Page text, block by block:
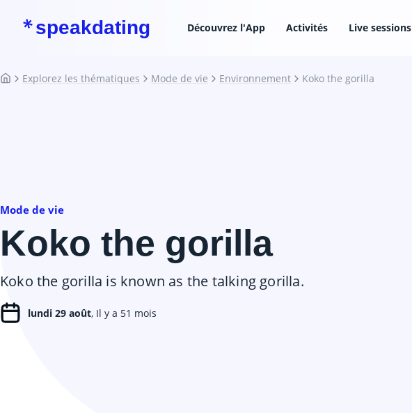
speakdating Découvrez l'App Activités Live sessions
Explorez les thématiques Mode de vie Environnement Koko the gorilla
Mode de vie
Koko the gorilla
Koko the gorilla is known as the talking gorilla.
lundi 29 août, Il y a 51 mois